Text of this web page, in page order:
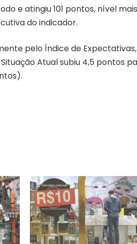
e atingiu 101 pontos, nível
do indicador.
pelo Índice de
Atual subiu 4,5 pontos